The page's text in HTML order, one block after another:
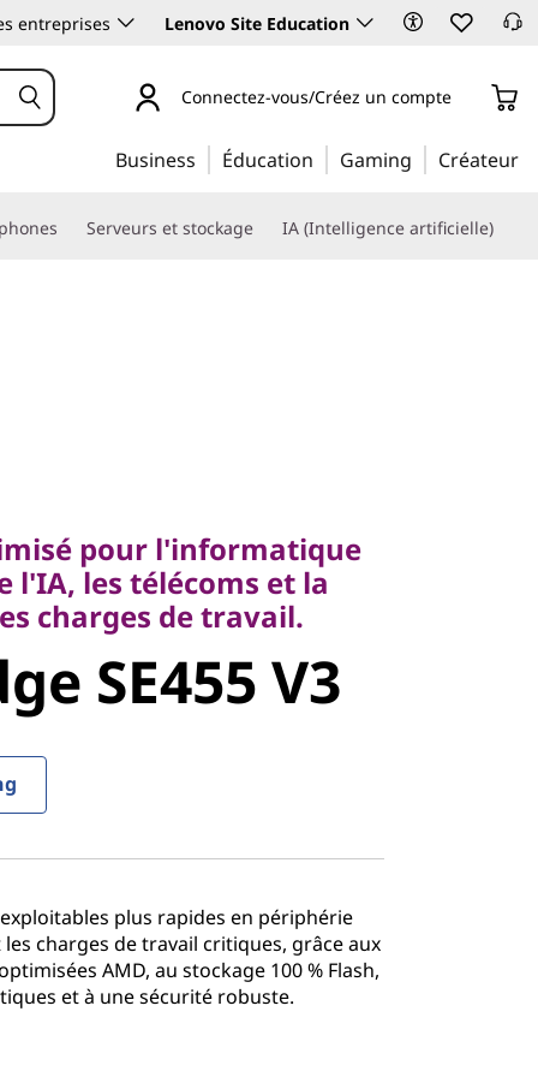
entreprises Lenovo Site Education
Connectez-vous/Créez un compte
Business Éducation Gaming Créateur
Serveurs et stockage IA (Intelligence artificielle)
de travail.
SE455 V3
pour l'informatique
l'IA, les télécoms et la
charges de travail.
SE455 V3
plus rapides en périphérie
charges de travail critiques, grâce aux
AMD, au stockage 100 % Flash,
et à une sécurité robuste.